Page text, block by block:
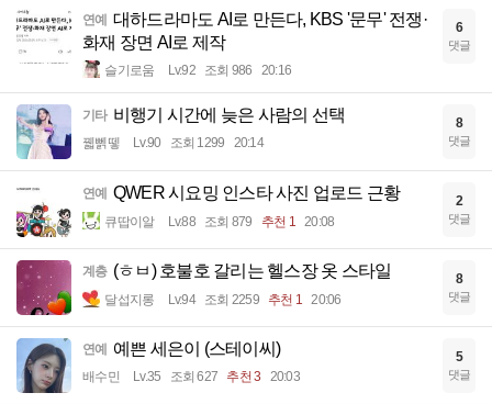
연예
대하드라마도 AI로 만든다, KBS '문무' 전쟁·
화재 장면 AI로 제작
슬기로움 Lv.92 조회 986 20:16
6
댓글
기타 비행기 시간에 늦은 사람의 선택
꿻뻵뗗 Lv.90 조회 1299 20:14
8
댓글
연예 QWER 시요밍 인스타 사진 업로드 근황
큐땁이알 Lv.88 조회 879 추천 1 20:08
2
댓글
계층 (ㅎㅂ) 호불호 갈리는 헬스장 옷 스타일
달섭지롱 Lv.94 조회 2259 추천 1 20:06
8
댓글
연예 예쁜 세은이 (스테이씨)
배수민 Lv.35 조회 627 추천 3 20:03
5
댓글